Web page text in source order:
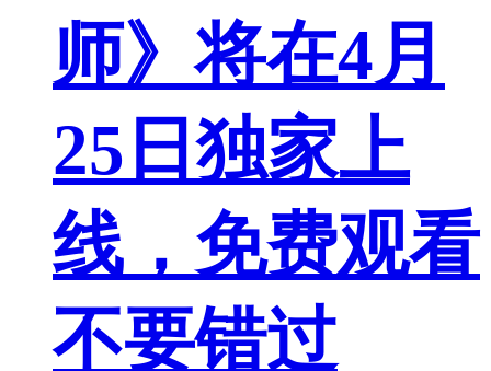
师》将在4月
25日独家上
线，免费观看
不要错过